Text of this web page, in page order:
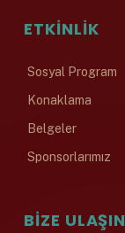
ETKINLIK
Sosyal Program
Konaklama
Belgeler
Sponsorlarımız
BIZE ULAŞIN